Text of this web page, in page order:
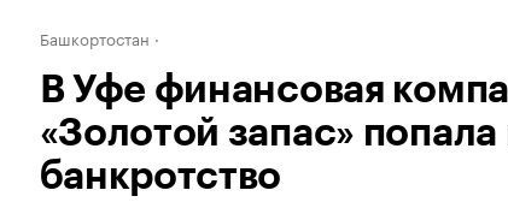
Башкортостан
В Уфе финансовая
«Золотой запас» попала
банкротство